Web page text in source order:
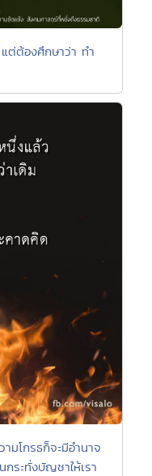
แต่ต้องศึกษาว่า ทำ
มโกรธก็จะมีอำนาจ
กระทั่งบัญชาให้เรา